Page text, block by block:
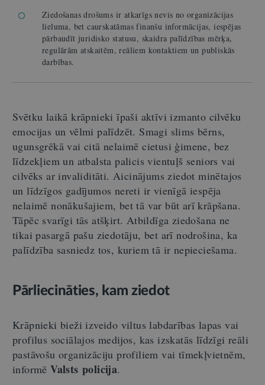
Ziedošanas drošums ir atkarīgs nevis no organizācijas
lieluma, betcaurskatāmas finanšu informācijas, iespējas
pārbaudīt juridisko statusu, skaidra palīdzības mērķa,
regulārām atskaitēm,reāliem kontaktiem un publiskās
darbības.
Svētku laikā krāpnieki īpaši aktīvi izmanto cilvēku
emocijas un vēlmi palīdzēt. Smagi slims bērns,
ugunsgrēkā vai citā nelaimē cietusi ģimene, bez
līdzekļiem un atbalsta palicis vientuļš seniors vai
cilvēks ar invaliditāti. Aicinājums ziedot minētajos
un līdzīgos gadījumos nereti ir vienīgā iespēja
nelaimē nonākušajiem, bet tā var būt arī krāpšana.
Tāpēc svarīgi tās atšķirt. Atbildīga ziedošana ne
tikai pasargā pašu ziedotāju, bet arī nodrošina, ka
palīdzība sasniedz tos, kuriem tā ir nepieciešama.
Pārliecināties, kam ziedot
Krāpnieki bieži izveido viltus labdarības lapas vai
profilus sociālajos medijos, kas izskatās līdzīgi reāli
pastāvošu organizāciju profiliem vai tīmekļvietnēm,
informēValsts policija.